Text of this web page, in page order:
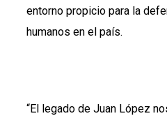
entorno propicio para la
humanos en el país.
“El legado de Juan López